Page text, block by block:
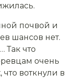
почвой и
шансов нет.
Так что
очень
что воткнули в